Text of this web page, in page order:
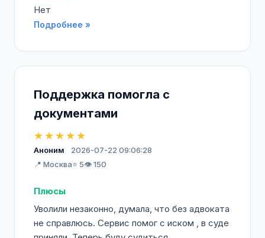
Нет
Подробнее »
Поддержка помогла с
документами
★★★★★
Аноним
2026-07-22 09:06:28
📍 Москва⭐ 5👁️ 150
Плюсы
Уволили незаконно, думала, что без адвоката
не справлюсь. Сервис помог с иском , в суде